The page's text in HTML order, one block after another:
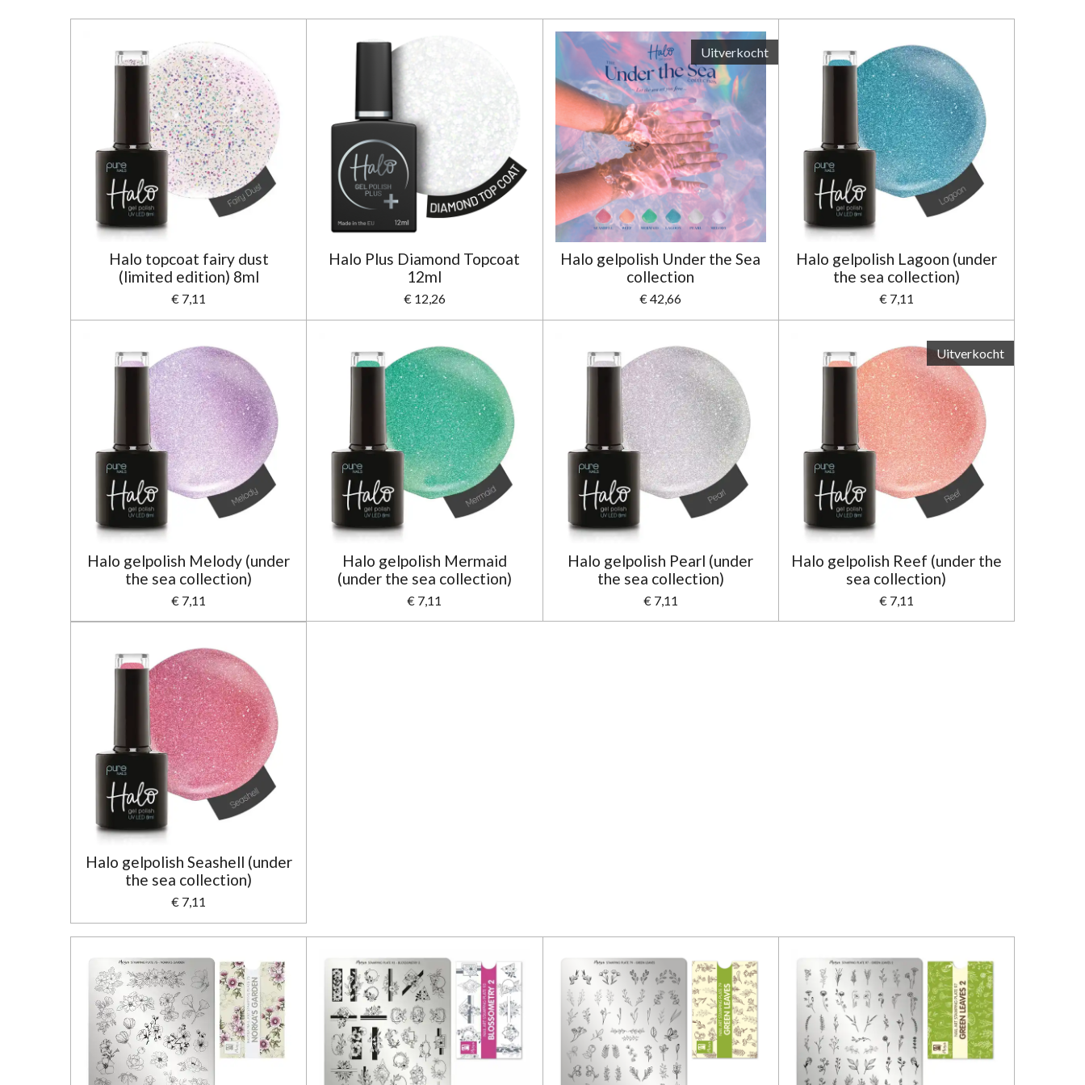
Halo topcoat fairy dust
(limited edition) 8ml
€ 7,11
Halo Plus Diamond Topcoat
12ml
€ 12,26
Uitverkocht
Halo gelpolish Under the Sea
collection
€ 42,66
Halo gelpolish Lagoon (under
the sea collection)
€ 7,11
Halo gelpolish Melody (under
the sea collection)
€ 7,11
Halo gelpolish Mermaid
(under the sea collection)
€ 7,11
Halo gelpolish Pearl (under
the sea collection)
€ 7,11
Uitverkocht
Halo gelpolish Reef (under the
sea collection)
€ 7,11
Halo gelpolish Seashell (under
the sea collection)
€ 7,11